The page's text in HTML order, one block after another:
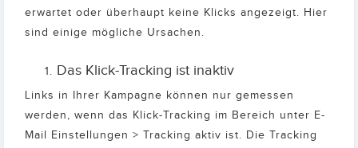
erwartet oder überhaupt keine Klicks angezeigt. Hier
sind einige mögliche Ursachen.
Das Klick-Tracking ist inaktiv
Links in Ihrer Kampagne können nur gemessen
werden, wenn das Klick-Tracking im Bereich unter E-
Mail Einstellungen > Tracking aktiv ist. Die Tracking